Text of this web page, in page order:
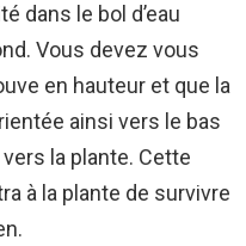
dans le bol d’eau
Vous devez vous
en hauteur et que la
ainsi vers le bas
vers la plante. Cette
à la plante de survivre